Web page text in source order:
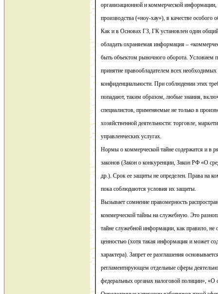
организационной и коммерческой
производства («ноу-хау»), в качестве особого
Как и в Основах ГЗ, ГК установлен один
обладать охраняемая информация –
быть объектом рыночного оборота. Условием
принятие правообладателем всех
конфиденциальности. При соблюдении этих
попадают, таким образом, любые знания,
специалистов, применяемые не только в
хозяйственной деятельности: торговле,
управленческих услугах.
Нормы о коммерческой тайне содержатся и в
законов (Закон о конкуренции, Закон РФ «О
др.). Срок ее защиты не определен. Права на
пока соблюдаются условия их защиты.
Вызывает сомнение правомерность
коммерческой тайны на служебную. Это
тайне служебной информации, как правило, не
ценностью (хотя такая информация и может
характера). Запрет ее разглашения
регламентирующем отдельные сферы
федеральных органах налоговой полиции», «О